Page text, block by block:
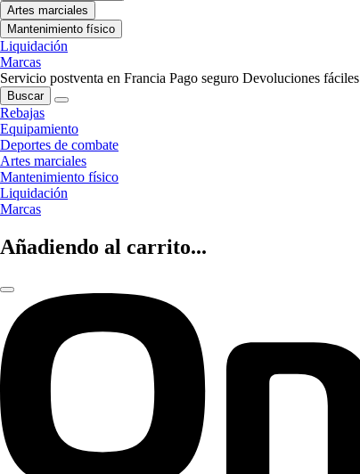
Artes marciales
Mantenimiento físico
Liquidación
Marcas
Servicio postventa en Francia Pago seguro Devoluciones fáciles
Buscar
Rebajas
Equipamiento
Deportes de combate
Artes marciales
Mantenimiento físico
Liquidación
Marcas
Añadiendo al carrito...